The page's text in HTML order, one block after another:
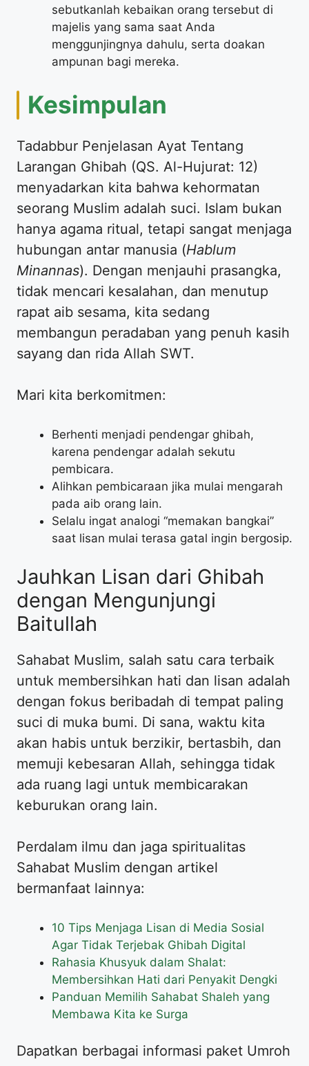
sebutkanlah kebaikan orang tersebut di
majelis yang sama saat Anda
menggunjingnya dahulu, serta doakan
ampunan bagi mereka.
Kesimpulan
Tadabbur Penjelasan Ayat Tentang
Larangan Ghibah (QS. Al-Hujurat: 12)
menyadarkan kita bahwa kehormatan
seorang Muslim adalah suci. Islam bukan
hanya agama ritual, tetapi sangat menjaga
hubungan antar manusia (Hablum
Minannas). Dengan menjauhi prasangka,
tidak mencari kesalahan, dan menutup
rapat aib sesama, kita sedang
membangun peradaban yang penuh kasih
sayang dan rida Allah SWT.
Mari kita berkomitmen:
Berhenti menjadi pendengar ghibah,
karena pendengar adalah sekutu
pembicara.
Alihkan pembicaraan jika mulai mengarah
pada aib orang lain.
Selalu ingat analogi “memakan bangkai”
saat lisan mulai terasa gatal ingin bergosip.
Jauhkan Lisan dari Ghibah
dengan Mengunjungi
Baitullah
Sahabat Muslim, salah satu cara terbaik
untuk membersihkan hati dan lisan adalah
dengan fokus beribadah di tempat paling
suci di muka bumi. Di sana, waktu kita
akan habis untuk berzikir, bertasbih, dan
memuji kebesaran Allah, sehingga tidak
ada ruang lagi untuk membicarakan
keburukan orang lain.
Perdalam ilmu dan jaga spiritualitas
Sahabat Muslim dengan artikel
bermanfaat lainnya:
10 Tips Menjaga Lisan di Media Sosial
Agar Tidak Terjebak Ghibah Digital
Rahasia Khusyuk dalam Shalat:
Membersihkan Hati dari Penyakit Dengki
Panduan Memilih Sahabat Shaleh yang
Membawa Kita ke Surga
Dapatkan berbagai informasi paket Umroh